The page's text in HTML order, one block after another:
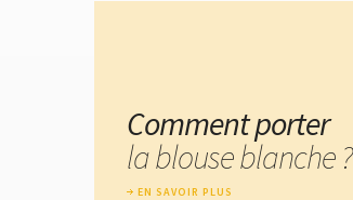
Comment porter
la blouse blanche ?
EN SAVOIR PLUS